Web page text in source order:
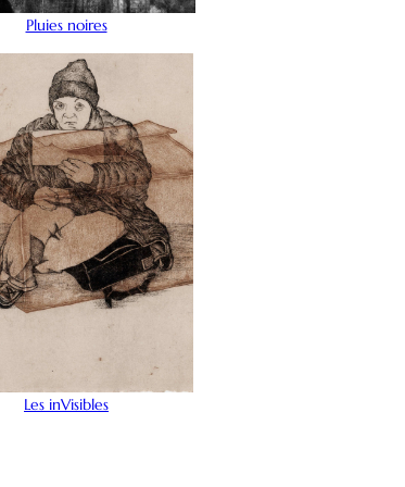
Pluies noires
Les inVisibles